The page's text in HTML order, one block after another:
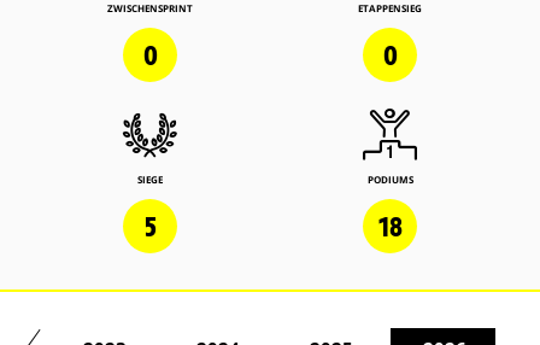
ZWISCHENSPRINT
0
ETAPPENSIEG
0
SIEGE
5
PODIUMS
18